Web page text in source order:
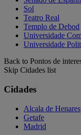
Sol
Teatro Real
Templo de Debod
Universidade
Universidade
Back to Pontos de
Skip Cidades list
Cidades
Alcala de Henares
Getafe
Madrid